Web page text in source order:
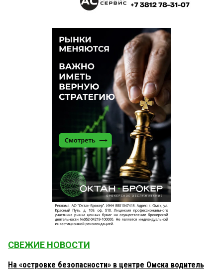
СВЕЖИЕ НОВОСТИ
На «островке безопасности» в центре Омска водитель